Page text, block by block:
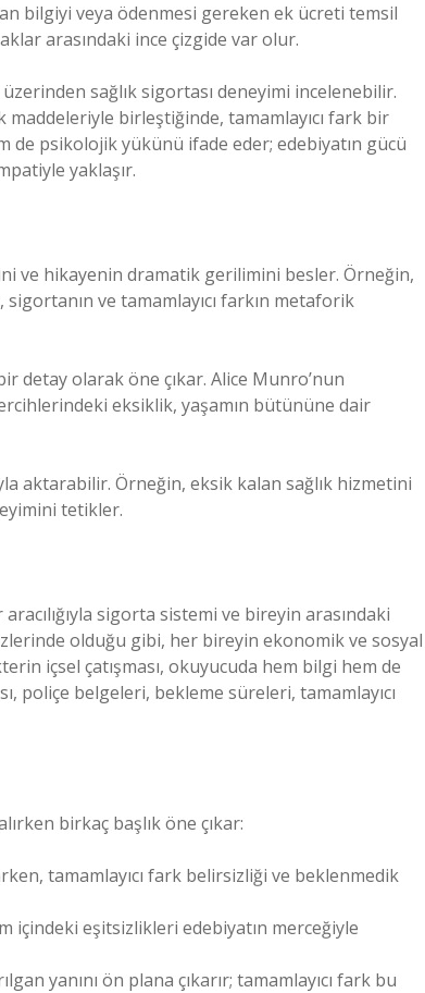
bilgiyi veya ödenmesi gereken ek ücreti temsil
arasındaki ince çizgide var olur.
sağlık sigortası deneyimi incelenebilir.
birleştiğinde, tamamlayıcı fark bir
psikolojik yükünü ifade eder; edebiyatın gücü
yaklaşır.
ve hikayenin dramatik gerilimini besler. Örneğin,
ve tamamlayıcı farkın metaforik
detay olarak öne çıkar. Alice Munro’nun
eksiklik, yaşamın bütününe dair
aktarabilir. Örneğin, eksik kalan sağlık hizmetini
tetikler.
sigorta sistemi ve bireyin arasındaki
olduğu gibi, her bireyin ekonomik ve sosyal
içsel çatışması, okuyucuda hem bilgi hem de
poliçe belgeleri, bekleme süreleri, tamamlayıcı
birkaç başlık öne çıkar:
tamamlayıcı fark belirsizliği ve beklenmedik
içindeki eşitsizlikleri edebiyatın merceğiyle
yanını ön plana çıkarır; tamamlayıcı fark bu